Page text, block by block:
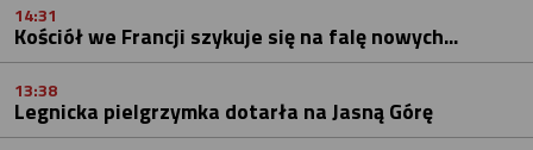
14:31
Kościół we Francji szykuje się na falę nowych...
13:38
Legnicka pielgrzymka dotarła na Jasną Górę